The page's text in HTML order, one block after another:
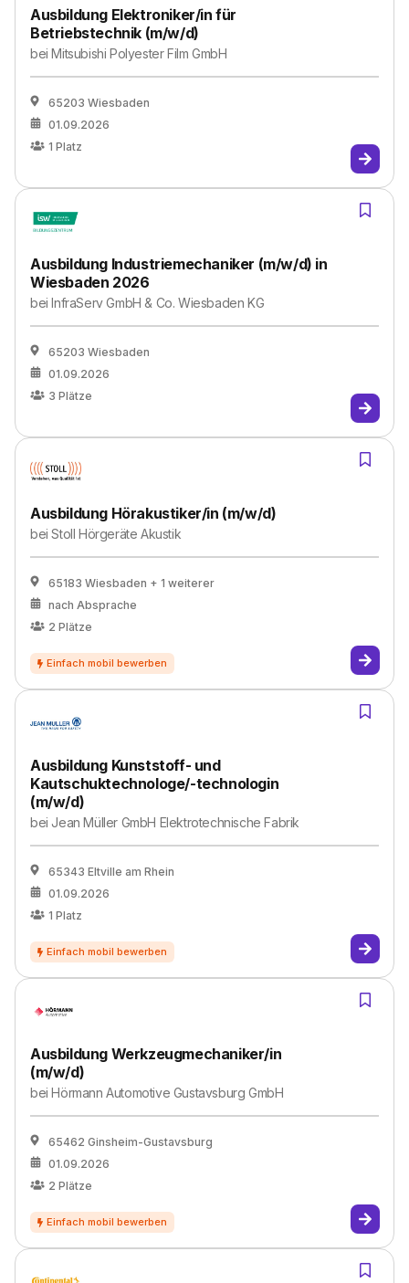
Ausbildung Elektroniker/in für
Betriebstechnik (m/w/d)
beiMitsubishi Polyester Film GmbH
65203 Wiesbaden
01.09.2026
1 Platz
Ausbildung Industriemechaniker (m/w/d) in
Wiesbaden 2026
beiInfraServ GmbH & Co. Wiesbaden KG
65203 Wiesbaden
01.09.2026
3 Plätze
Ausbildung Hörakustiker/in (m/w/d)
beiStoll Hörgeräte Akustik
65183 Wiesbaden + 1 weiterer
nach Absprache
2 Plätze
Ausbildung Kunststoff- und
Kautschuktechnologe/-technologin
(m/w/d)
bei Jean Müller GmbH Elektrotechnische Fabrik
65343 Eltville am Rhein
01.09.2026
1 Platz
Ausbildung Werkzeugmechaniker/in
(m/w/d)
beiHörmann Automotive Gustavsburg GmbH
65462 Ginsheim-Gustavsburg
01.09.2026
2 Plätze